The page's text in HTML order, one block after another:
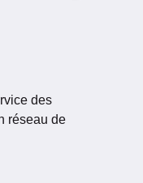
des
réseau de